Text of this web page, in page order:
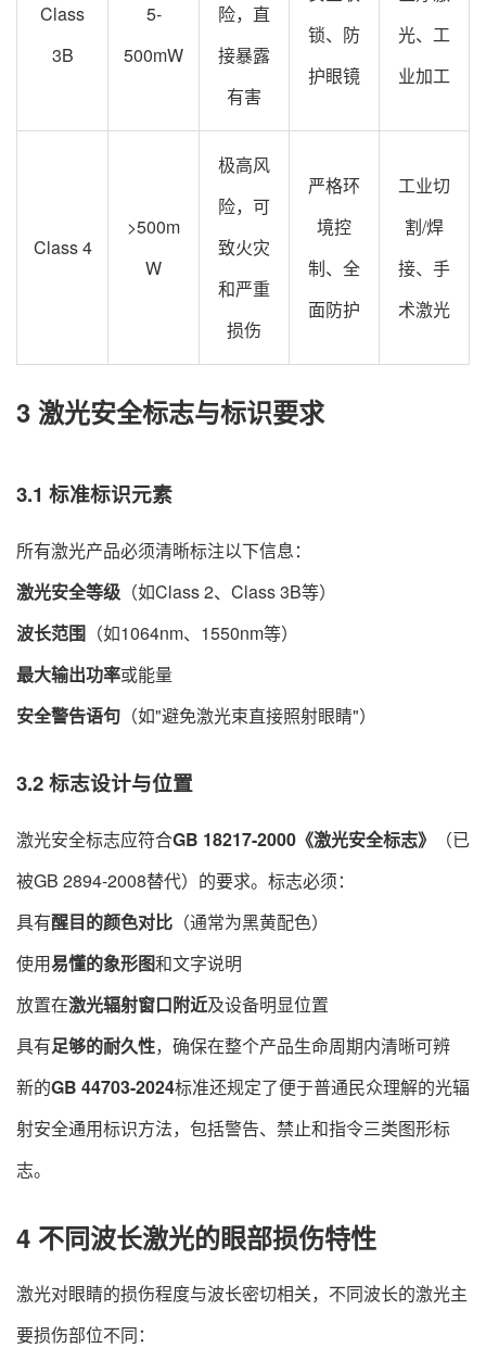
Class
3B
5-
500mW
险，直
接暴露
有害
锁、防
护眼镜
光、工
业加工
Class 4
>500m
W
极高风
险，可
致火灾
和严重
损伤
严格环
境控
制、全
面防护
工业切
割/焊
接、手
术激光
3 激光安全标志与标识要求
3.1 标准标识元素
所有激光产品必须清晰标注以下信息：
激光安全等级 ​（如Class 2、Class 3B等）
波长范围 ​（如1064nm、1550nm等）
最大输出功率或能量
安全警告语句 ​（如"避免激光束直接照射眼睛"）
3.2 标志设计与位置
激光安全标志应符合GB 18217-2000《激光安全标志》​
​（已
被GB 2894-2008替代）的要求。标志必须：
具有醒目的颜色对比 ​（通常为黑黄配色）
使用易懂的象形图和文字说明
放置在激光辐射窗口附近及设备明显位置
具有足够的耐久性，确保在整个产品生命周期内清晰可辨
新的GB 44703-2024标准还规定了便于普通民众理解的光辐
射安全通用标识方法，包括警告、禁止和指令三类图形标
志。
4 不同波长激光的眼部损伤特性
激光对眼睛的损伤程度与波长密切相关，不同波长的激光主
要损伤部位不同：